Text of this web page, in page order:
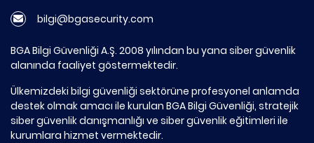
bilgi@bgasecurity.com
BGA Bilgi Güvenliği A.Ş. 2008 yılından bu yana siber güvenlik
alanında faaliyet göstermektedir.
Ülkemizdeki bilgi güvenliği sektörüne profesyonel anlamda
destek olmak amacı ile kurulan BGA Bilgi Güvenliği, stratejik
siber güvenlik danışmanlığı ve siber güvenlik eğitimleri ile
kurumlara hizmet vermektedir.